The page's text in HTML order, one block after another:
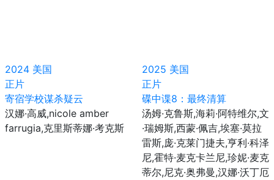
2024 美国
正片
寄宿学校谋杀疑云
汉娜·高威,nicole amber
farrugia,克里斯蒂娜·考克斯
2025 美国
正片
碟中谍8：最终清算
汤姆·克鲁斯,海莉·阿特维尔,文
·瑞姆斯,西蒙·佩吉,埃塞·莫拉
雷斯,庞·克莱门捷夫,亨利·科泽
尼,霍特·麦克卡兰尼,珍妮·麦克
蒂尔,尼克·奥弗曼,汉娜·沃丁厄